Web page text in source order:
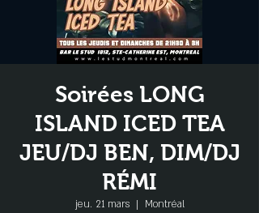
Soirées LONG
ISLAND ICED TEA
JEU/DJ BEN, DIM/DJ
RÉMI
jeu. 21 mars
  |
Montréal